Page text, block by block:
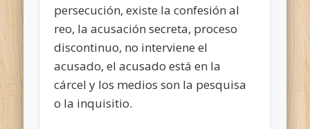
persecución, existe la confesión al
reo, la acusación secreta, proceso
discontinuo, no interviene el
acusado, el acusado está en la
cárcel y los medios son la pesquisa
o la inquisitio.